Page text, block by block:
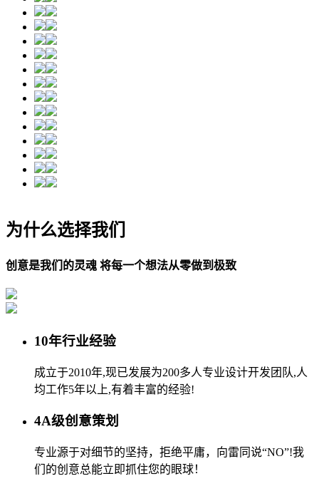
为什么选择我们
创意是我们的灵魂 将每一个想法从零做到极致
10年行业经验
成立于2010年,现已发展为200多人专业设计开发团队,人
均工作5年以上,有着丰富的经验!
4A级创意策划
专业源于对细节的坚持，拒绝平庸，向雷同说“NO”!我
们的创意总能立即抓住您的眼球！